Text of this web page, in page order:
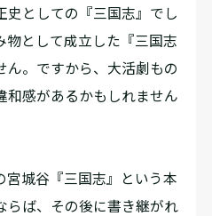
史としての『三国志』でし
物として成立した『三国志
ん。ですから、大活劇もの
和感があるかもしれません
城谷『三国志』という本
らば、その後に書き継がれ